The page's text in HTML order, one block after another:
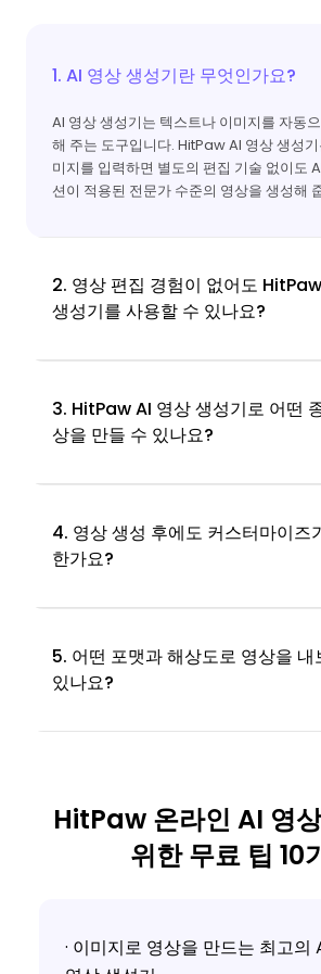
1. AI 영상 생성기란 무엇인가요?
AI 영상 생성기는 텍스트나 이미지를 자동
해 주는 도구입니다. HitPaw AI 영상 생성
미지를 입력하면 별도의 편집 기술 없이도
션이 적용된 전문가 수준의 영상을 생성해
2. 영상 편집 경험이 없어도
생성기를 사용할 수 있나요?
3. HitPaw AI 영상 생성기로 어떤
상을 만들 수 있나요?
4. 영상 생성 후에도 커스터마이즈
한가요?
5. 어떤 포맷과 해상도로 영상을 내
있나요?
HitPaw 온라인 AI 영
위한 무료 팁 10
· 이미지로 영상을 만드는 최고